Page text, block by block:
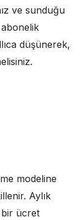
ve sunduğu
düşünerek,
modeline
Aylık
bir ücret